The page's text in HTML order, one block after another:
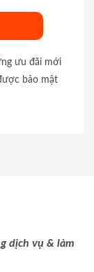
ưu đãi mới
bảo mật
dịch vụ & làm